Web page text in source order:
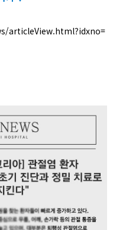
articleView.html?idxno=